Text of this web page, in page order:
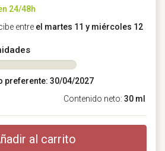
24/48h
entre el martes 11 y miércoles 12
preferente: 30/04/2027
Contenido neto: 30 ml
al carrito